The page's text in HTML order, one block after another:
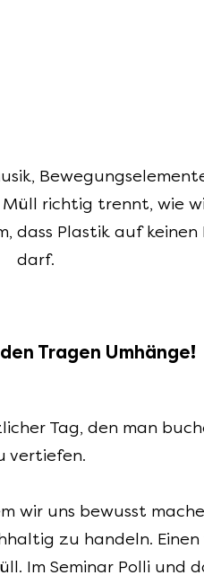
Müll richtig trennt, wie
dass Plastik auf
darf.
Tragen Umhänge!
Tag, den man
vertiefen.
wir uns bewusst
zu handeln.
Im Seminar Polli und